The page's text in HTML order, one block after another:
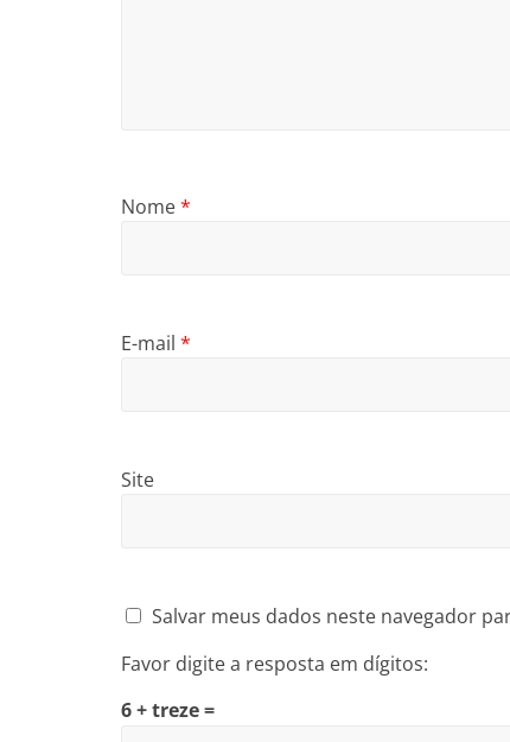
Nome*
E-mail *
Site
Salvar meus dados neste navegador
Favor digite a resposta em dígitos:
6 + treze =